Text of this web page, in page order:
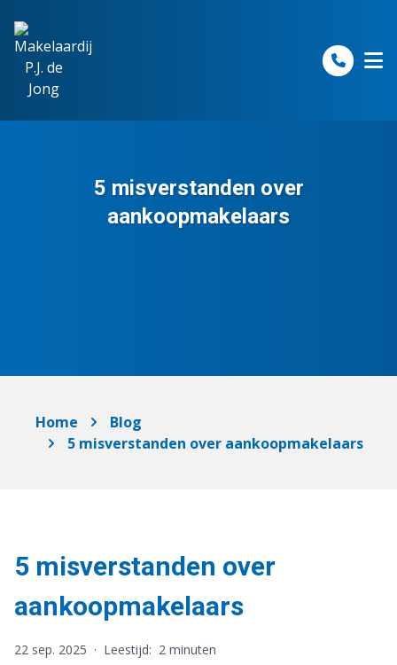
5 misverstanden over
aankoopmakelaars
Home
Blog
5 misverstanden over aankoopmakelaars
5 misverstanden over
aankoopmakelaars
22 sep. 2025 · Leestijd: 2 minuten